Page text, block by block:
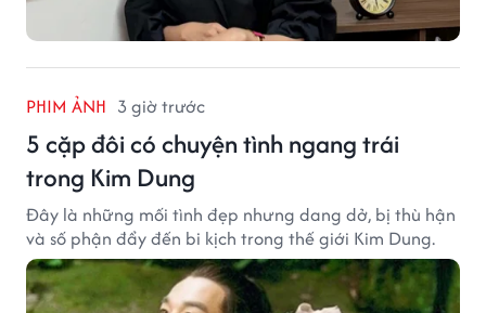
PHIM ẢNH 3 giờ trước
5 cặp đôi có chuyện tình ngang trái
trong Kim Dung
Đây là những mối tình đẹp nhưng dang dở, bị thù hận
và số phận đẩy đến bi kịch trong thế giới Kim Dung.